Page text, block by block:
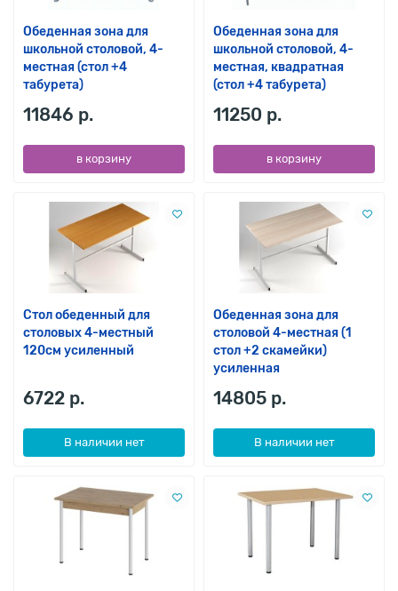
Обеденная зона для
школьной столовой, 4-
местная (стол +4
табурета)
11846 р.
в корзину
Обеденная зона для
школьной столовой, 4-
местная, квадратная
(стол +4 табурета)
11250 р.
в корзину
Стол обеденный для
столовых 4-местный
120см усиленный
6722 р.
В наличии нет
Обеденная зона для
столовой 4-местная (1
стол +2 скамейки)
усиленная
14805 р.
В наличии нет